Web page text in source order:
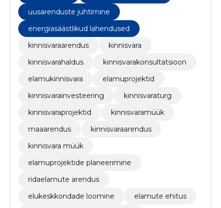
uusarenduste juhtimine
energiasäästlikud lahendused
kinnisvaraarendus
kinnisvara
kinnisvarahaldus
kinnisvarakonsultatsioon
elamukinnisvara
elamuprojektid
kinnisvarainvesteering
kinnisvaraturg
kinnisvaraprojektid
kinnisvaramüük
maaarendus
kinnisvaraarendus
kinnisvara müük
elamuprojektide planeerimine
ridaelamute arendus
elukeskkondade loomine
elamute ehitus